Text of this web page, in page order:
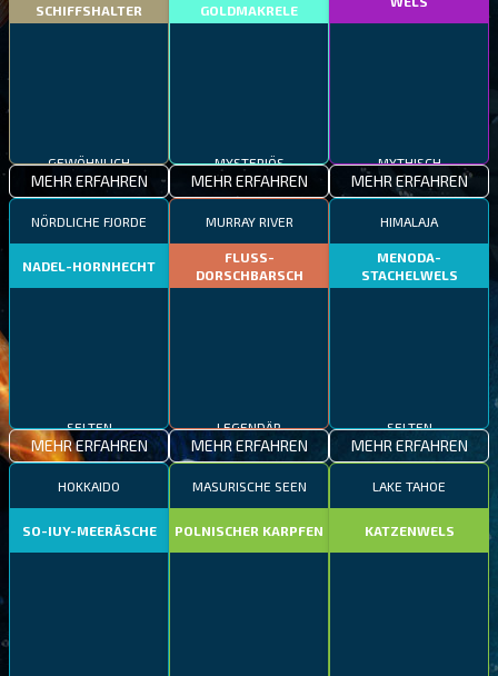
SCHIFFSHALTER
MEHR ERFAHREN
GOLDMAKRELE
MEHR ERFAHREN MEHR ERFAHREN
NÖRDLICHE FJORDE
NADEL-HORNHECHT
MEHR ERFAHREN
MURRAY RIVER
FLUSS-
DORSCHBARSCH
MEHR ERFAHREN
HIMALAJA
MENODA-
STACHELWELS
MEHR ERFAHREN
HOKKAIDO
SO-IUY-MEERÄSCHE
MASURISCHE SEEN
POLNISCHER KARPFEN
LAKE TAHOE
KATZENWELS